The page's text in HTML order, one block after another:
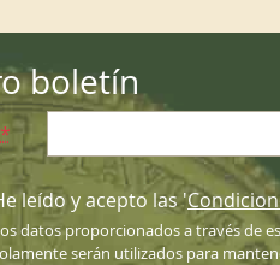
boletín
*
leído y acepto las '
datos proporcionados a través de
serán utilizados para